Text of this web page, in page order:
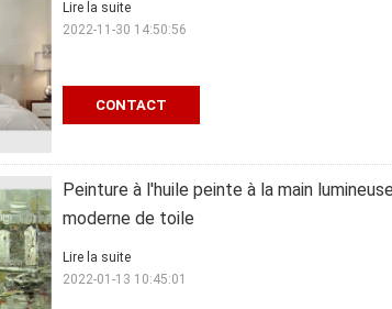
CONTACT
Lire la suite
2022-11-30 14:50:56
Peinture à l'huile peinte à la main
moderne de toile
Lire la suite
2022-01-13 10:45:01